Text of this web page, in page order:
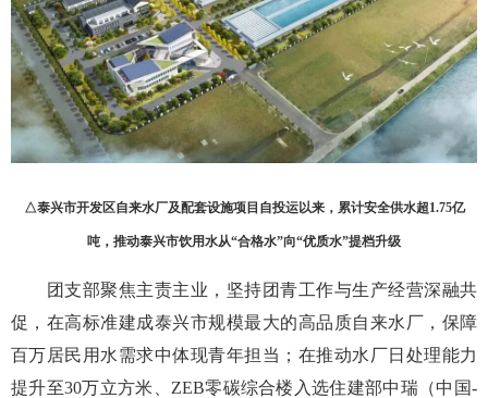
△泰兴市开发区自来水厂及配套设施项目自投运以来，累计安全供水超1.75亿
吨，推动泰兴市饮用水从“合格水”向“优质水”提档升级
团支部聚焦主责主业，坚持团青工作与生产经营深融共
促，在高标准建成泰兴市规模最大的高品质自来水厂，保障
百万居民用水需求中体现青年担当；在推动水厂日处理能力
提升至30万立方米、ZEB零碳综合楼入选住建部中瑞（中国-